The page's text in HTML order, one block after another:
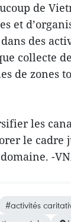
de
et
des
collecte
de zones
les
le cadre
-
#activités